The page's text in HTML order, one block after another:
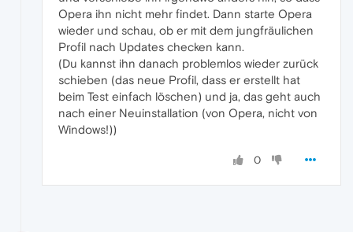
Opera ihn nicht mehr findet. Dann starte Opera
wieder und schau, ob er mit dem jungfräulichen
Profil nach Updates checken kann.
(Du kannst ihn danach problemlos wieder zurück
schieben (das neue Profil, dass er erstellt hat
beim Test einfach löschen) und ja, das geht auch
nach einer Neuinstallation (von Opera, nicht von
Windows!))
0